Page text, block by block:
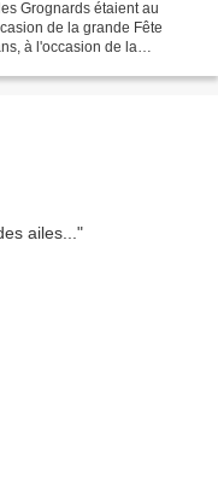
Grognards étaient au
de la grande Fête
à l'occasion de la